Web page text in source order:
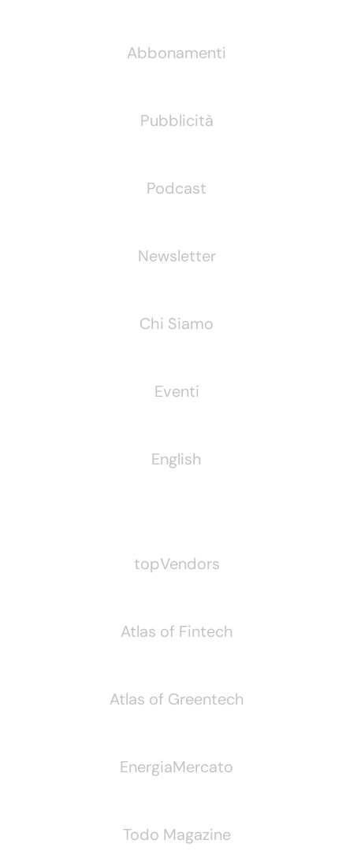
Abbonamenti
Pubblicità
Podcast
Newsletter
Chi Siamo
Eventi
English
topVendors
Atlas of Fintech
Atlas of Greentech
EnergiaMercato
Todo Magazine